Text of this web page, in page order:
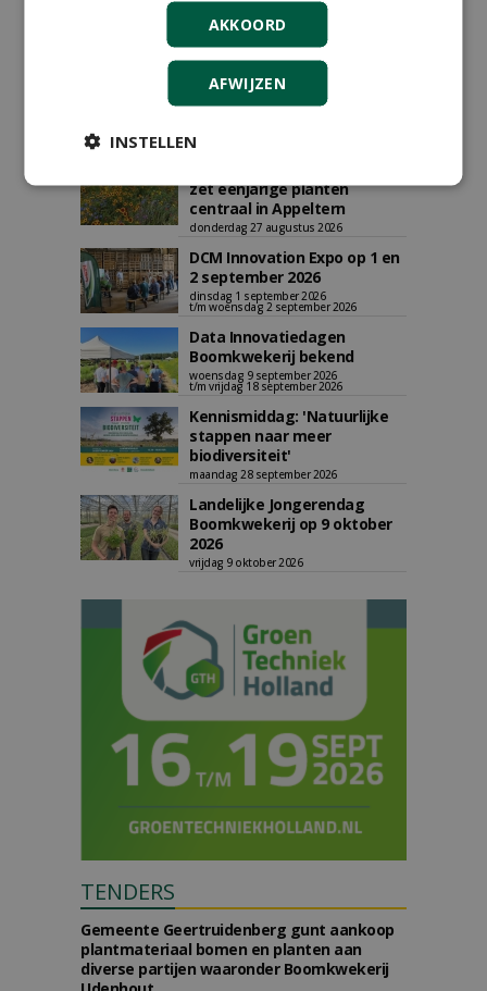
AGENDA
zet eenjarige planten
centraal in Appeltern
donderdag 27 augustus 2026
DCM Innovation Expo op 1 en
2 september 2026
dinsdag 1 september 2026
t/m woensdag 2 september 2026
Data Innovatiedagen
Boomkwekerij bekend
woensdag 9 september 2026
t/m vrijdag 18 september 2026
Kennismiddag: 'Natuurlijke
stappen naar meer
biodiversiteit'
maandag 28 september 2026
Landelijke Jongerendag
Boomkwekerij op 9 oktober
2026
vrijdag 9 oktober 2026
TENDERS
Gemeente Geertruidenberg gunt aankoop
plantmateriaal bomen en planten aan
diverse partijen waaronder Boomkwekerij
AKKOORD
AFWIJZEN
INSTELLEN